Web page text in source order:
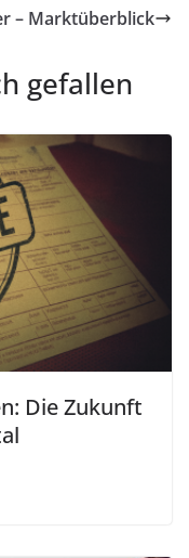
– Marktüberblick
gefallen
Die Zukunft